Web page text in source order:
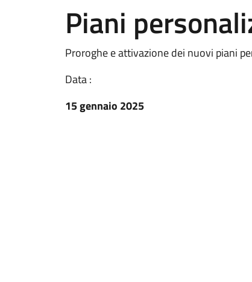
Piani
Proroghe e attivazione dei nuovi piani
Data :
15 gennaio 2025